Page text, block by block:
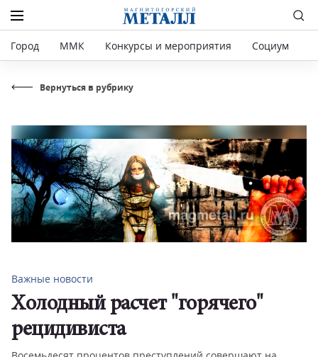
Город ММК Конкурсы и мероприятия Социум
Вернуться в рубрику
Важные новости
Холодный расчет "горячего"
рецидивиста